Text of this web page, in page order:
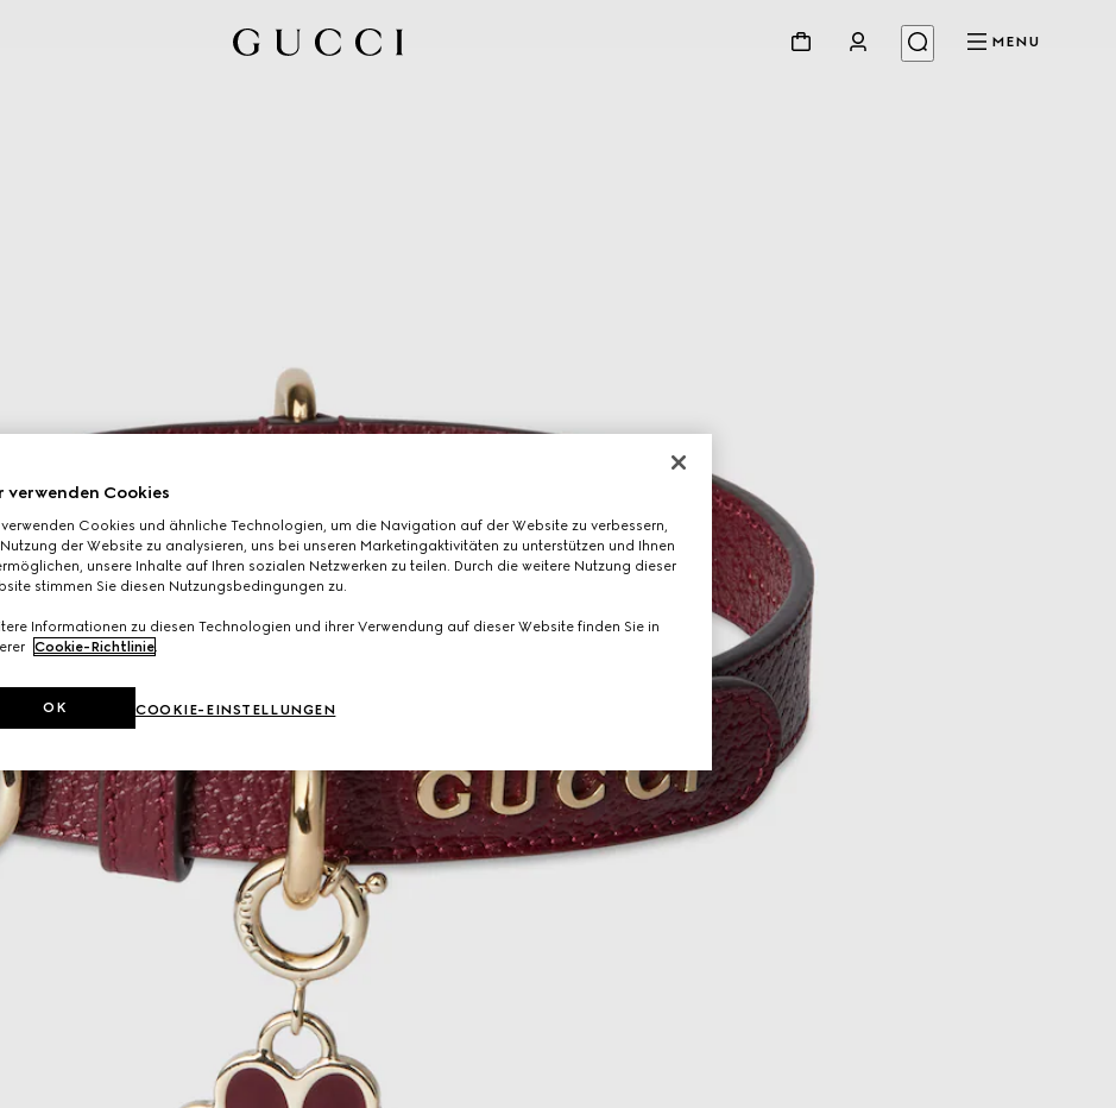
MENU
verwenden Cookies
Cookies und ähnliche Technologien, um die Navigation auf der Website zu verbessern,
der Website zu analysieren, uns bei unseren Marketingaktivitäten zu unterstützen und Ihnen
unsere Inhalte auf Ihren sozialen Netzwerken zu teilen. Durch die weitere Nutzung dieser
stimmen Sie diesen Nutzungsbedingungen zu.
Informationen zu diesen Technologien und ihrer Verwendung auf dieser Website finden Sie in
Cookie-Richtlinie.
COOKIE-EINSTELLUNGEN
OK